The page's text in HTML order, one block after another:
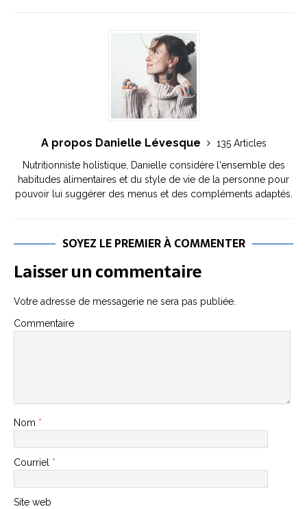
A propos Danielle Lévesque
135 Articles
Nutritionniste holistique, Danielle considère l'ensemble des
habitudes alimentaires et du style de vie de la personne pour
pouvoir lui suggérer des menus et des compléments adaptés.
SOYEZ LE PREMIER À COMMENTER
Laisser un commentaire
Votre adresse de messagerie ne sera pas publiée.
Commentaire
Nom *
Courriel *
Site web